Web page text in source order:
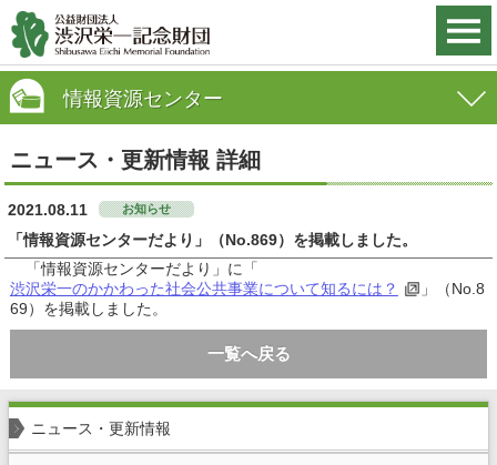
情報資源センター
ニュース・更新情報 詳細
2021.08.11 お知らせ
「情報資源センターだより」（No.869）を掲載しました。
「情報資源センターだより」に「
渋沢栄一のかかわった社会公共事業について知るには？
」（No.8
69）を掲載しました。
一覧へ戻る
ニュース・更新情報